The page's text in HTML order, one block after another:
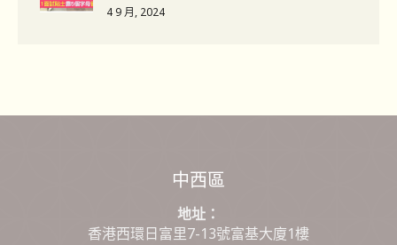
4 9 月, 2024
中西區
地址：
香港西環日富里7-13號富基大廈1樓